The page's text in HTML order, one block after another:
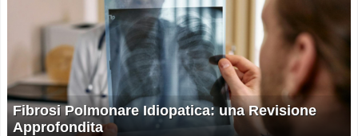
Fibrosi Polmonare Idiopatica: una Revisione
Approfondita